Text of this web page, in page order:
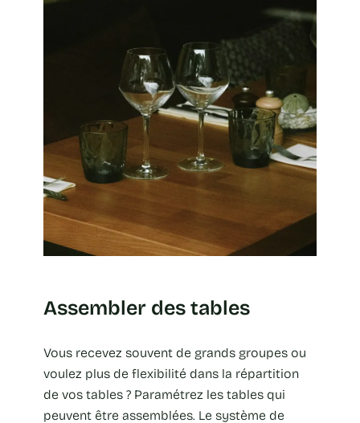
Assembler des tables
Vous recevez souvent de grands groupes ou
voulez plus de flexibilité dans la répartition
de vos tables ? Paramétrez les tables qui
peuvent être assemblées. Le système de